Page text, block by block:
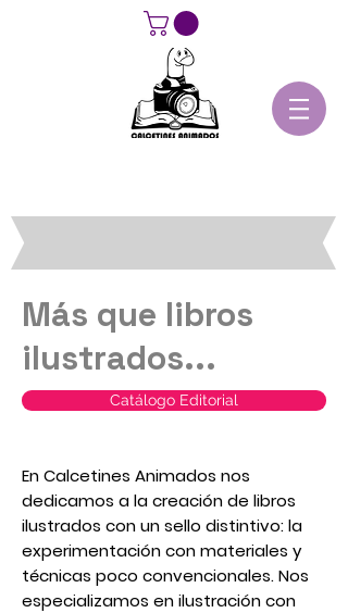
Más que libros
ilustrados...
Catálogo Editorial
En Calcetines Animados nos
dedicamos a la creación de libros
ilustrados con un sello distintivo: la
experimentación con materiales y
técnicas poco convencionales. Nos
especializamos en ilustración con